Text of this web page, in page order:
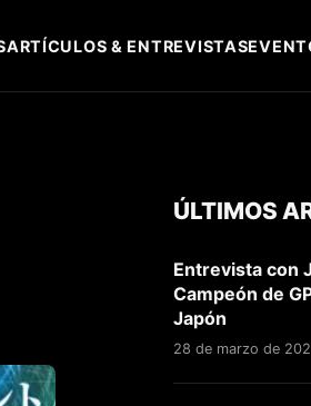
ARTÍCULOS & ENTREVISTAS
ÚLTIMOS
Entrevista con
Campeón de
Japón
28 de marzo de